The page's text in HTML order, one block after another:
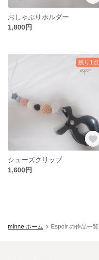
おしゃぶりホルダー
1,800円
残り1点
シューズクリップ
1,600円
minne ホーム Espoir の作品一覧